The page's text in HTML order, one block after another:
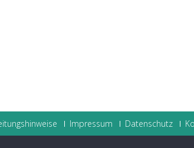
Impressum Datenschutz